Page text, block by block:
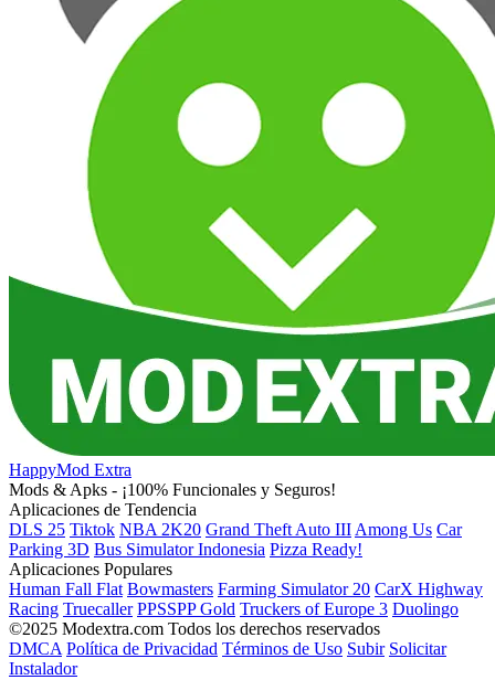
HappyMod Extra
Mods & Apks - ¡100% Funcionales y Seguros!
Aplicaciones de Tendencia
DLS 25 Tiktok NBA 2K20 Grand Theft Auto IIIAmong Us Car
Parking 3D Bus Simulator Indonesia Pizza Ready!
Aplicaciones Populares
Human Fall Flat Bowmasters Farming Simulator 20 CarX Highway
Racing Truecaller PPSSPP Gold Truckers of Europe 3 Duolingo
©2025 Modextra.com Todos los derechos reservados
DMCA Política de Privacidad Términos de Uso Subir Solicitar
Instalador